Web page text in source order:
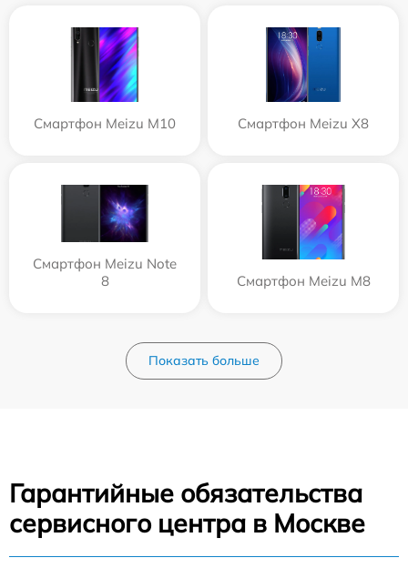
Смартфон Meizu M10 Смартфон Meizu X8
Смартфон Meizu Note
8
Смартфон Meizu M8
Показать больше
Гарантийные обязательства
сервисного центра в Москве